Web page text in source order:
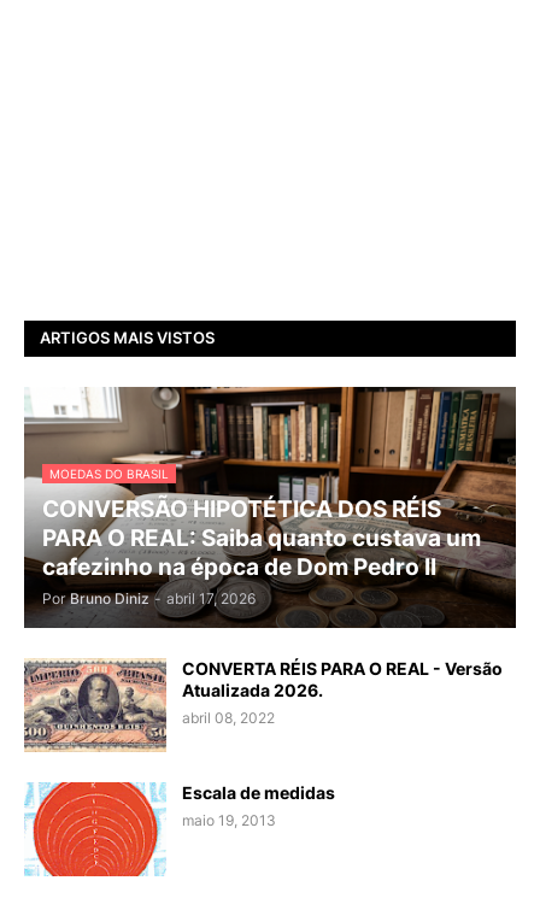
ARTIGOS MAIS VISTOS
MOEDAS DO BRASIL
CONVERSÃO HIPOTÉTICA DOS RÉIS
PARA O REAL: Saiba quanto custava um
cafezinho na época de Dom Pedro II
Por Bruno Diniz - abril 17, 2026
CONVERTA RÉIS PARA O REAL - Versão
Atualizada 2026.
abril 08, 2022
Escala de medidas
maio 19, 2013